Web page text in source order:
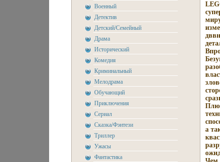
Военный
Детектив
Детский/Семейный
Драма
Исторический
Комедия
Криминальный
Мелодрама
Обучающий
Приключения
Сериал
Сказка/Фэнтези
Триллер
Ужасы
Фантастика
а